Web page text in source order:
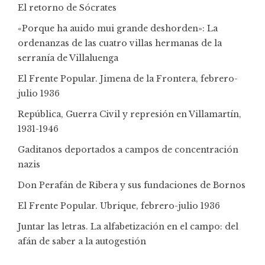
El retorno de Sócrates
«Porque ha auido mui grande deshorden»: La
ordenanzas de las cuatro villas hermanas de la
serranía de Villaluenga
El Frente Popular. Jimena de la Frontera, febrero-
julio 1936
República, Guerra Civil y represión en Villamartín,
1931-1946
Gaditanos deportados a campos de concentración
nazis
Don Perafán de Ribera y sus fundaciones de Bornos
El Frente Popular. Ubrique, febrero-julio 1936
Juntar las letras. La alfabetización en el campo: del
afán de saber a la autogestión